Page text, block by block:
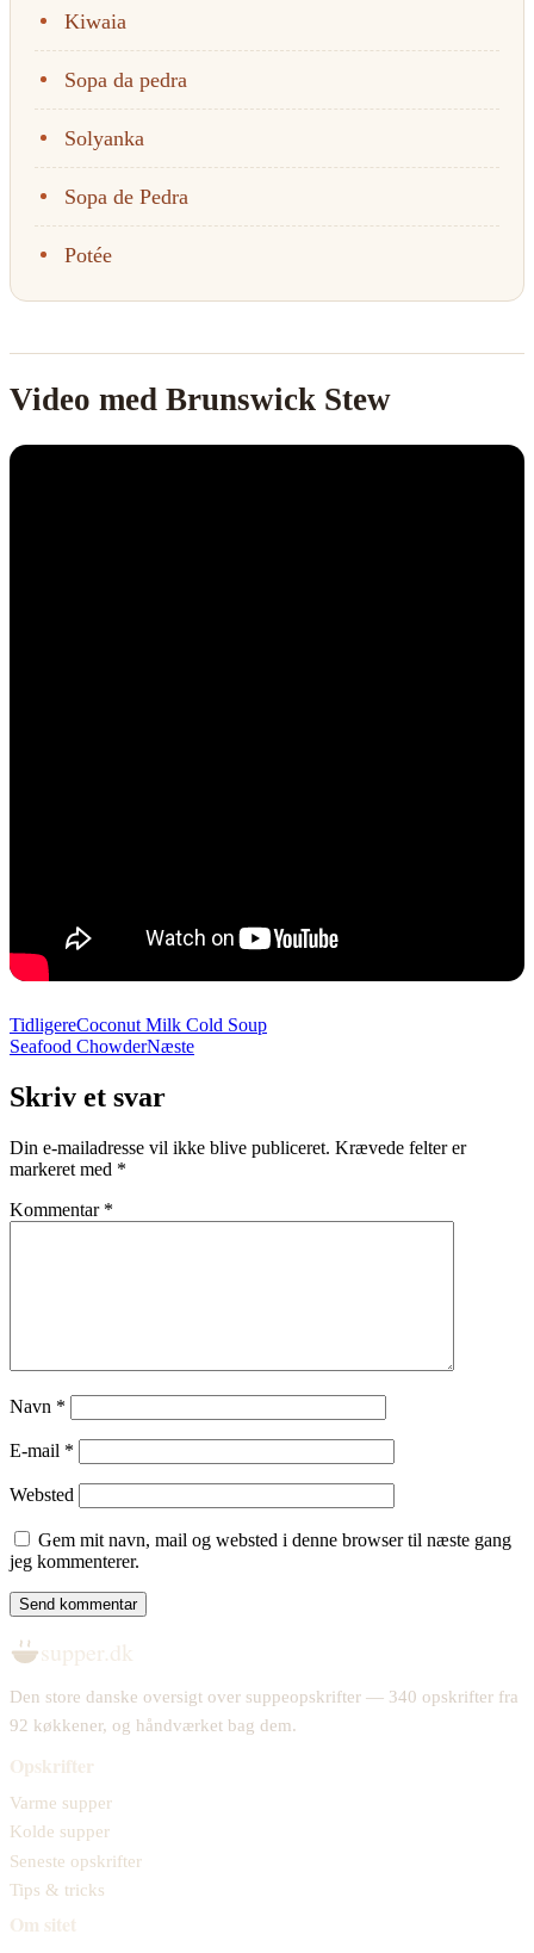
Kiwaia
Sopa da pedra
Solyanka
Sopa de Pedra
Potée
Video med Brunswick Stew
TidligereCoconut Milk Cold Soup
Seafood ChowderNæste
Skriv et svar
Din e-mailadresse vil ikke blive publiceret. Krævede felter er
markeret med *
Kommentar *
Navn *
E-mail *
Websted
Gem mit navn, mail og websted i denne browser til næste gang
jeg kommenterer.
supper.dk
Den store danske oversigt over suppeopskrifter — 340 opskrifter fra
92 køkkener, og håndværket bag dem.
Opskrifter
Varme supper
Kolde supper
Seneste opskrifter
Tips & tricks
Om sitet